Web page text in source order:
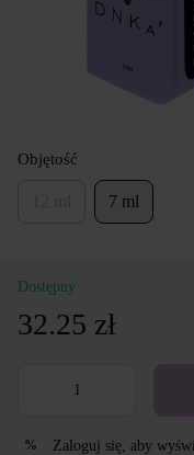
Objętość
7 ml
Dostępny
32.25 zł
% Zaloguj się , aby